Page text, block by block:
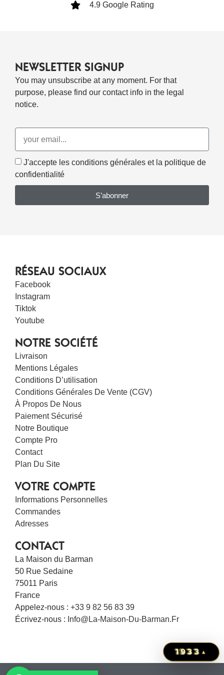
4.9 Google Rating
NEWSLETTER SIGNUP
You may unsubscribe at any moment. For that
purpose, please find our contact info in the legal
notice.
J'accepte les conditions générales et la politique de
confidentialité
S’abonner
RÉSEAU SOCIAUX
Facebook
Instagram
Tiktok
Youtube
NOTRE SOCIÉTÉ
Livraison
Mentions Légales
Conditions D’utilisation
Conditions Générales De Vente (CGV)
À Propos De Nous
Paiement Sécurisé
Notre Boutique
Compte Pro
Contact
Plan Du Site
VOTRE COMPTE
Informations Personnelles
Commandes
Adresses
CONTACT
La Maison du Barman
50 Rue Sedaine
75011 Paris
France
Appelez-nous : +33 9 82 56 83 39
Écrivez-nous : Info@la-Maison-Du-Barman.fr
1933 ▴